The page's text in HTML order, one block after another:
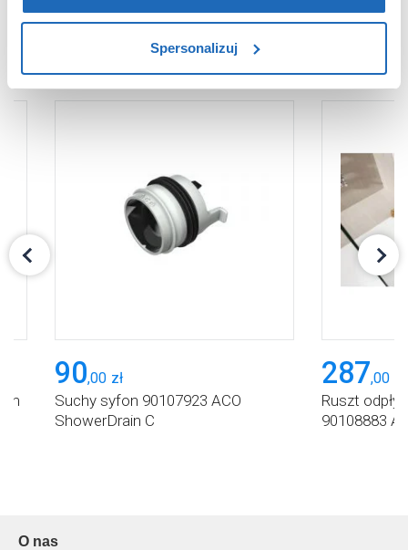
zablokowane niektóre pliki cookie mogą mieć wpływ na
dlaczego ich przepisy, przejdź do zakładu „Informacje o
Spersonalizuj
90,00 zł
Suchy syfon 90107923 ACO
ShowerDrain C
287,00
Ruszt
90108883
O nas